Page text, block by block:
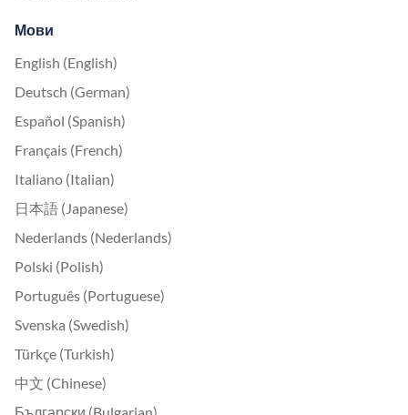
Мови
English (English)
Deutsch (German)
Español (Spanish)
Français (French)
Italiano (Italian)
日本語 (Japanese)
Nederlands (Nederlands)
Polski (Polish)
Português (Portuguese)
Svenska (Swedish)
Türkçe (Turkish)
中文 (Chinese)